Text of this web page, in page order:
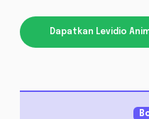
Dapatkan Levidio